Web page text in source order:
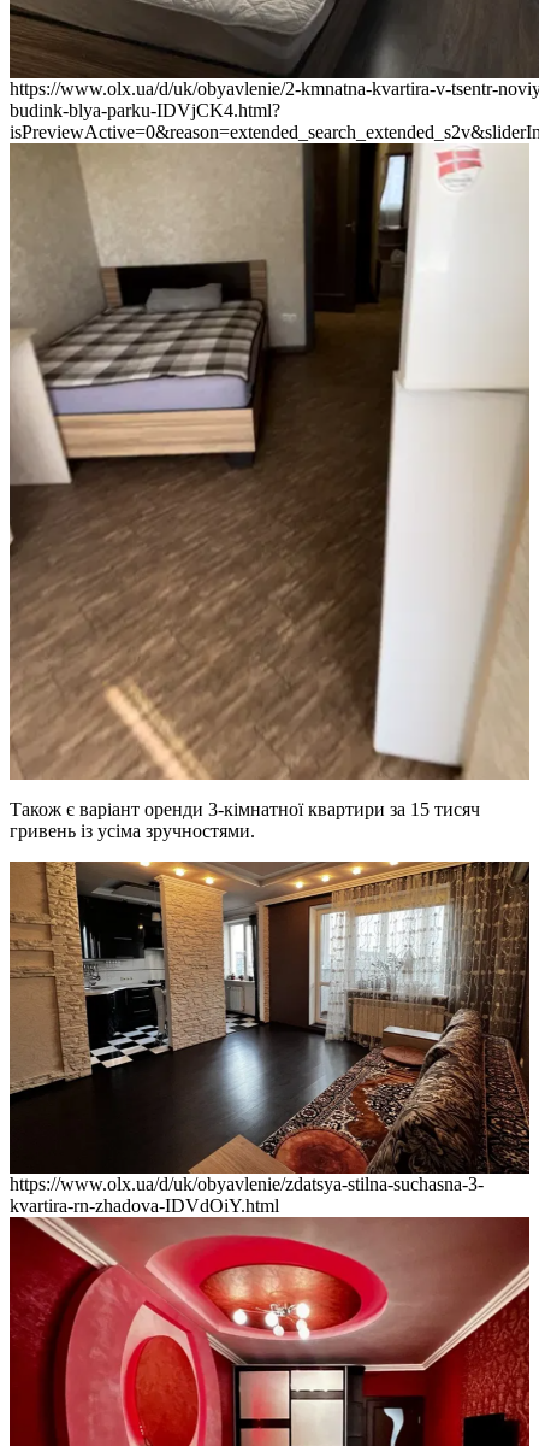
https://www.olx.ua/d/uk/obyavlenie/2-kmnatna-kvartira-v-tsentr-
budink-blya-parku-IDVjCK4.html?
Також є варіант оренди 3-кімнатної квартири за 15 тисяч
гривень із усіма зручностями.
https://www.olx.ua/d/uk/obyavlenie/zdatsya-stilna-suchasna-3-
kvartira-rn-zhadova-IDVdOiY.html